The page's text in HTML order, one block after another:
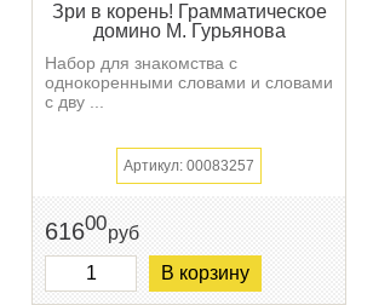
Зри в корень! Грамматическое
домино М. Гурьянова
Набор для знакомства с
однокоренными словами и словами
с дву ...
Артикул: 00083257
61600руб
В корзину